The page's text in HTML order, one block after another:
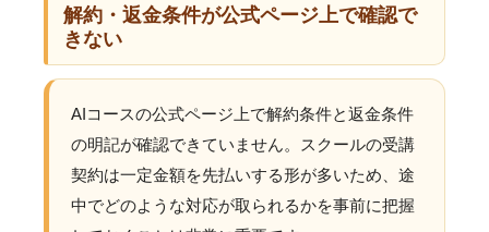
解約・返金条件が公式ページ上で確認で
きない
AIコースの公式ページ上で解約条件と返金条件
の明記が確認できていません。スクールの受講
契約は一定金額を先払いする形が多いため、途
中でどのような対応が取られるかを事前に把握